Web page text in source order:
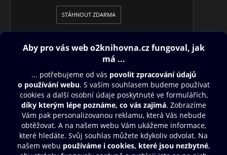
STÁHNOUT ZDARMA
Obsah ke stažení
Moje O2 Knihovna
Další zábava